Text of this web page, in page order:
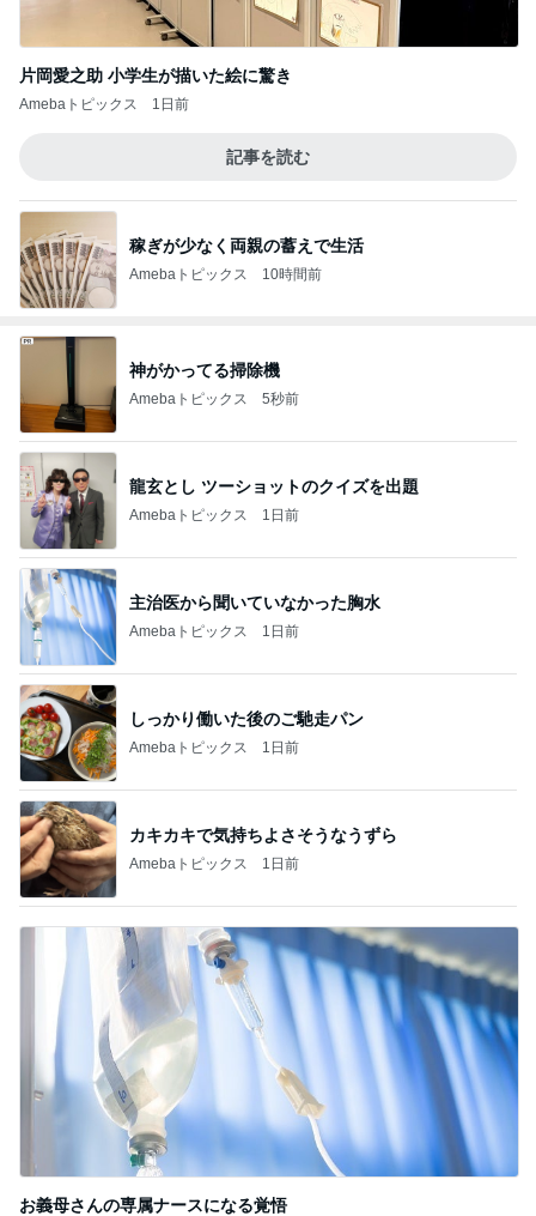
片岡愛之助 小学生が描いた絵に驚き
Amebaトピックス 1日前
記事を読む
稼ぎが少なく両親の蓄えで生活
Amebaトピックス 10時間前
神がかってる掃除機
Amebaトピックス 5秒前
龍玄とし ツーショットのクイズを出題
Amebaトピックス 1日前
主治医から聞いていなかった胸水
Amebaトピックス 1日前
しっかり働いた後のご馳走パン
Amebaトピックス 1日前
カキカキで気持ちよさそうなうずら
Amebaトピックス 1日前
お義母さんの専属ナースになる覚悟